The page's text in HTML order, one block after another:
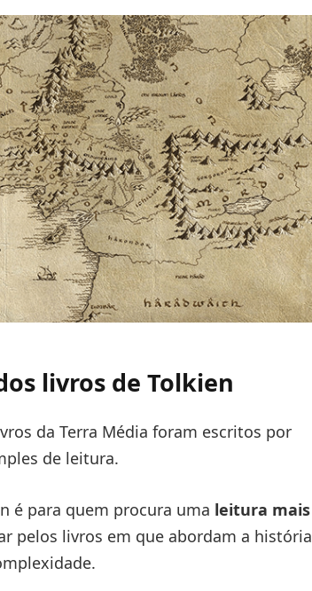
livros de Tolkien
da Terra Média foram escritos por
de leitura.
é para quem procura uma leitura mais
pelos livros em que abordam a história